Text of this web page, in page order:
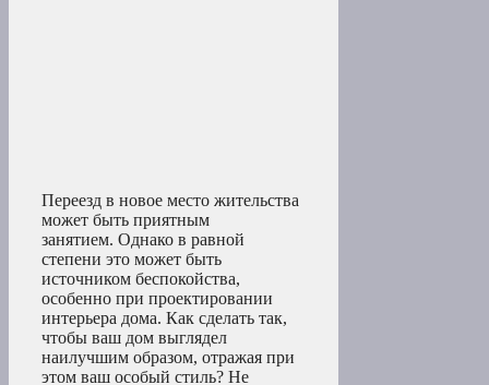
Переезд в новое место жительства
может быть приятным
занятием. Однако в равной
степени это может быть
источником беспокойства,
особенно при проектировании
интерьера дома. Как сделать так,
чтобы ваш дом выглядел
наилучшим образом, отражая при
этом ваш особый стиль? Не